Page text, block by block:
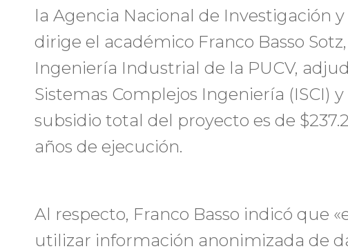
la Agencia Nacional de Investigación
dirige el académico Franco Basso
Ingeniería Industrial de la PUCV,
Sistemas Complejos Ingeniería (ISCI)
subsidio total del proyecto es de
años de ejecución.
Al respecto, Franco Basso indicó que
utilizar información anonimizada de